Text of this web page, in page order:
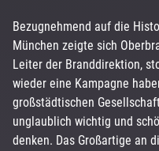
Bezugnehmend auf die
München zeigte sich
Leiter der Branddirektion,
wieder eine Kampagne
großstädtischen
unglaublich wichtig und
denken. Das Großartige an